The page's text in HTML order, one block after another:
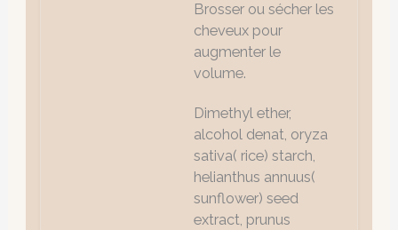
Brosser ou sécher les
cheveux pour
augmenter le
volume.
Dimethyl ether,
alcohol denat, oryza
sativa( rice) starch,
helianthus annuus(
sunflower) seed
extract, prunus